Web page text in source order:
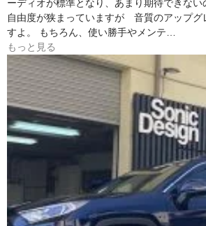
ーディオが標準となり、あまり期待できな
自由度が狭まっていますが 音質のアップグ
すよ。 もちろん、使い勝手やメンテ…
もっと見る